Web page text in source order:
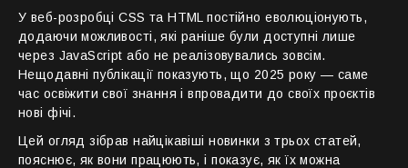
У веб-розробці CSS та HTML постійно еволюціонують,
додаючи можливості, які раніше були доступні лише
через JavaScript або не реалізовувались зовсім.
Нещодавні публікації показують, що 2025 року — саме
час освіжити свої знання і впровадити до своїх проєктів
нові фічі.
Цей огляд зібрав найцікавіші новинки з трьох статей,
пояснює, як вони працюють, і показує, як їх можна